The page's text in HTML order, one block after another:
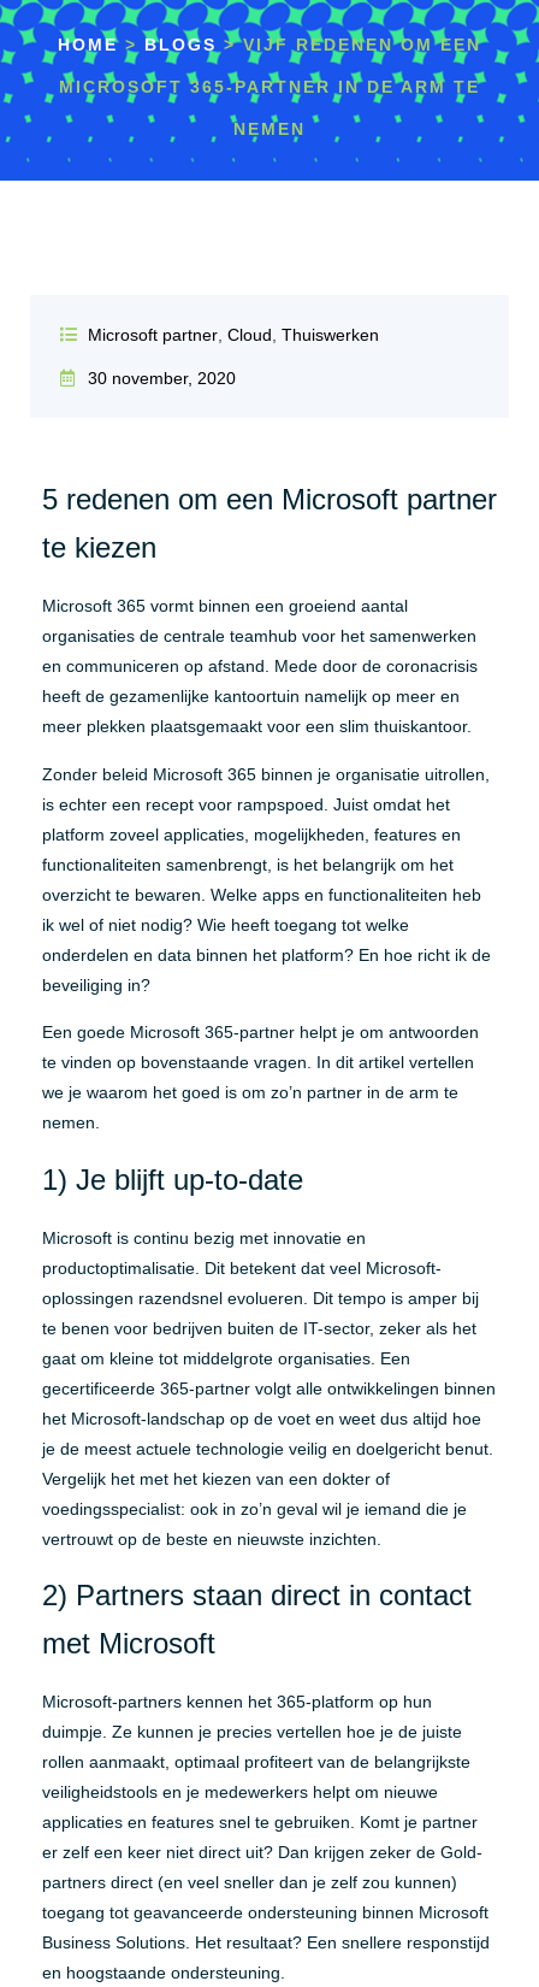
HOME> BLOGS >VIJF REDENEN OM EEN
MICROSOFT 365-PARTNER IN DE ARM TE
NEMEN
Microsoft partner, Cloud, Thuiswerken
30 november, 2020
5 redenen om een Microsoft partner
te kiezen
Microsoft 365 vormt binnen een groeiend aantal
organisaties de centrale teamhub voor het samenwerken
en communiceren op afstand. Mede door de coronacrisis
heeft de gezamenlijke kantoortuin namelijk op meer en
meer plekken plaatsgemaakt voor een slim thuiskantoor.
Zonder beleid Microsoft 365 binnen je organisatie uitrollen,
is echter een recept voor rampspoed. Juist omdat het
platform zoveel applicaties, mogelijkheden, features en
functionaliteiten samenbrengt, is het belangrijk om het
overzicht te bewaren. Welke apps en functionaliteiten heb
ik wel of niet nodig? Wie heeft toegang tot welke
onderdelen en data binnen het platform? En hoe richt ik de
beveiliging in?
Een goede Microsoft 365-partner helpt je om antwoorden
te vinden op bovenstaande vragen. In dit artikel vertellen
we je waarom het goed is om zo’n partner in de arm te
nemen.
1) Je blijft up-to-date
Microsoft is continu bezig met innovatie en
productoptimalisatie. Dit betekent dat veel Microsoft-
oplossingen razendsnel evolueren. Dit tempo is amper bij
te benen voor bedrijven buiten de IT-sector, zeker als het
gaat om kleine tot middelgrote organisaties. Een
gecertificeerde 365-partner volgt alle ontwikkelingen binnen
het Microsoft-landschap op de voet en weet dus altijd hoe
je de meest actuele technologie veilig en doelgericht benut.
Vergelijk het met het kiezen van een dokter of
voedingsspecialist: ook in zo’n geval wil je iemand die je
vertrouwt op de beste en nieuwste inzichten.
2) Partners staan direct in contact
met Microsoft
Microsoft-partners kennen het 365-platform op hun
duimpje. Ze kunnen je precies vertellen hoe je de juiste
rollen aanmaakt, optimaal profiteert van de belangrijkste
veiligheidstools en je medewerkers helpt om nieuwe
applicaties en features snel te gebruiken. Komt je partner
er zelf een keer niet direct uit? Dan krijgen zeker de Gold-
partners direct (en veel sneller dan je zelf zou kunnen)
toegang tot geavanceerde ondersteuning binnen Microsoft
Business Solutions. Het resultaat? Een snellere responstijd
en hoogstaande ondersteuning.